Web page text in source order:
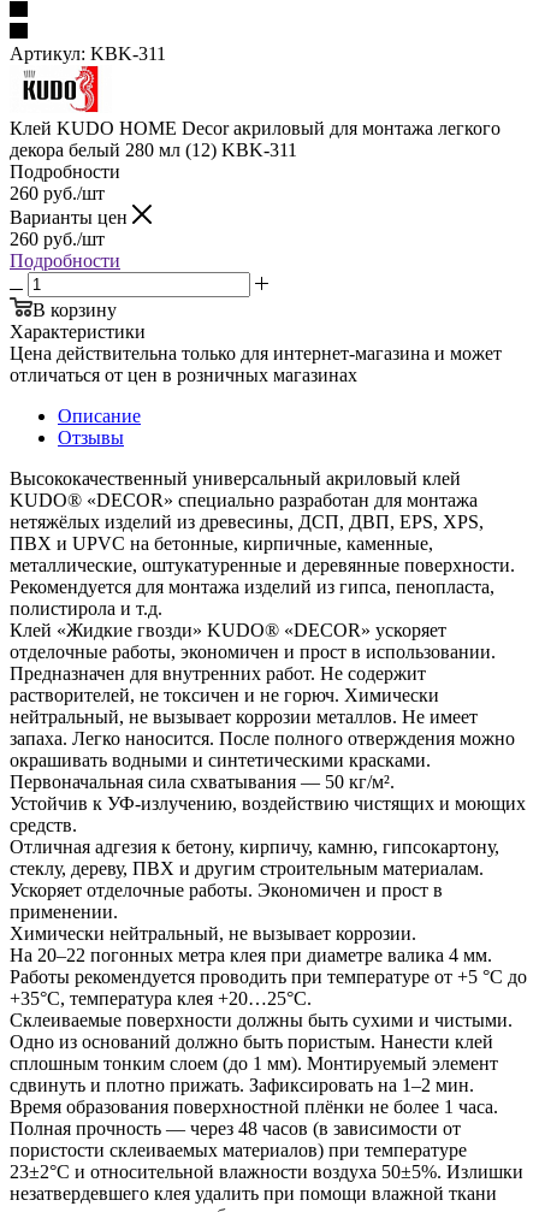
Артикул: KBK-311
Клей KUDO HOME Decor акриловый для монтажа легкого
декора белый 280 мл (12) KBK-311
Подробности
260 руб./шт
Варианты цен
260 руб./шт
Подробности
В корзину
Характеристики
Цена действительна только для интернет-магазина и может
отличаться от цен в розничных магазинах
Описание
Отзывы
Высококачественный универсальный акриловый клей
KUDO® «DECOR» специально разработан для монтажа
нетяжёлых изделий из древесины, ДСП, ДВП, EPS, XPS,
ПВХ и UPVC на бетонные, кирпичные, каменные,
металлические, оштукатуренные и деревянные поверхности.
Рекомендуется для монтажа изделий из гипса, пенопласта,
полистирола и т.д.
Клей «Жидкие гвозди» KUDO® «DECOR» ускоряет
отделочные работы, экономичен и прост в использовании.
Предназначен для внутренних работ. Не содержит
растворителей, не токсичен и не горюч. Химически
нейтральный, не вызывает коррозии металлов. Не имеет
запаха. Легко наносится. После полного отверждения можно
окрашивать водными и синтетическими красками.
Первоначальная сила схватывания — 50 кг/м².
Устойчив к УФ-излучению, воздействию чистящих и моющих
средств.
Отличная адгезия к бетону, кирпичу, камню, гипсокартону,
стеклу, дереву, ПВХ и другим строительным материалам.
Ускоряет отделочные работы. Экономичен и прост в
применении.
Химически нейтральный, не вызывает коррозии.
На 20–22 погонных метра клея при диаметре валика 4 мм.
Работы рекомендуется проводить при температуре от +5 °C до
+35°C, температура клея +20…25°C.
Склеиваемые поверхности должны быть сухими и чистыми.
Одно из оснований должно быть пористым. Нанести клей
сплошным тонким слоем (до 1 мм). Монтируемый элемент
сдвинуть и плотно прижать. Зафиксировать на 1–2 мин.
Время образования поверхностной плёнки не более 1 часа.
Полная прочность — через 48 часов (в зависимости от
пористости склеиваемых материалов) при температуре
23±2°C и относительной влажности воздуха 50±5%. Излишки
незатвердевшего клея удалить при помощи влажной ткани